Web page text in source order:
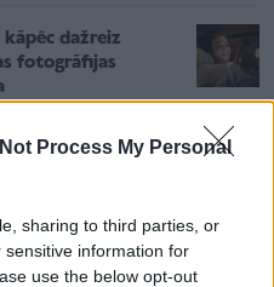
Process My Personal
sharing to third parties, or
information for
use the below opt-out
dažreiz
fotogrāfijas
zina, ka vienīgi mīlestība
valdzinājums